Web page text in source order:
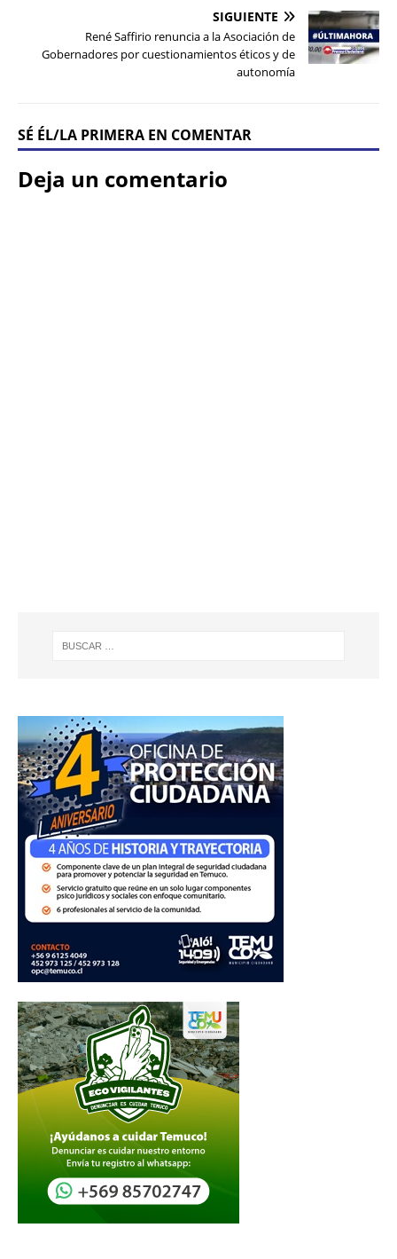
SIGUIENTE
René Saffirio renuncia a la Asociación de
Gobernadores por cuestionamientos éticos y de
autonomía
SÉ ÉL/LA PRIMERA EN COMENTAR
Deja un comentario